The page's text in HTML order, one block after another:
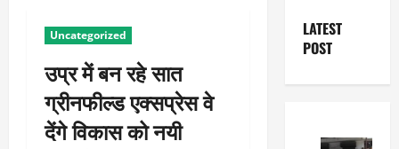
Uncategorized
उप्र में बन रहे सात
ग्रीनफील्ड एक्सप्रेस वे
देंगे विकास को नयी
LATEST
POST